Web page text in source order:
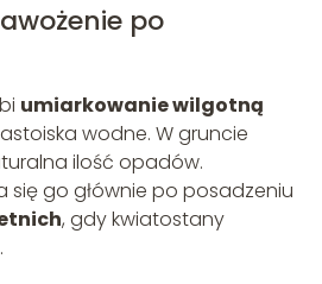
po
umiarkowanie wilgotną
wodne. W gruncie
ilość opadów.
się go głównie po posadzeniu
, gdy kwiatostany